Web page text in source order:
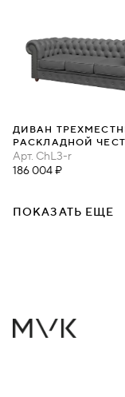
ДИВАН
РАСКЛАДНОЙ
ЛЮКС
Арт. ChL3-r
186 004 ₽
ПОКАЗАТЬ ЕЩЕ